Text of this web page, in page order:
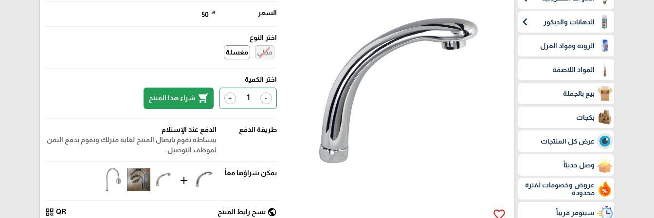
الدهانات والديكور chevron_left
الروبة ومواد العزل
المواد اللاصقة
بيع بالجملة
بكجات
عرض كل المنتجات
وصل حديثاً
عروض وخصومات لفترة
محدودة
سيتوفر قريباً favorite_border
السعر 50 ₪
اختر النوع
مجلى
مغسلة
اختر الكمية
-
+
shopping_cart شراء هذا المنتج
طريقة الدفع
الدفع عند الإستلام
ببساطة نقوم بايصال المنتج لغاية منزلك وتقوم بدفع الثمن
لموظف التوصيل.
يمكن شراؤها معاً
add
public نسخ رابط المنتج QR
qr_code